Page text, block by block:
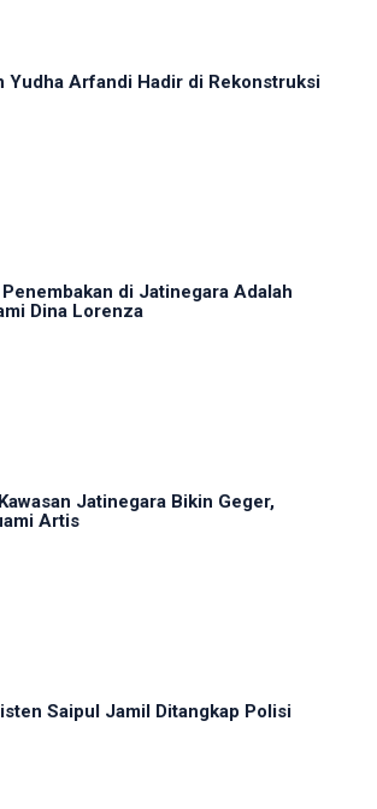
Yudha Arfandi Hadir di Rekonstruksi
di Jatinegara Adalah
Dina Lorenza
Jatinegara Bikin Geger,
Artis
Saipul Jamil Ditangkap Polisi